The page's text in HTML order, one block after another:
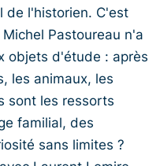
de l'historien. C'est
Pastoureau n'a
objets d'étude : après
les animaux, les
sont les ressorts
familial, des
sans limites ?